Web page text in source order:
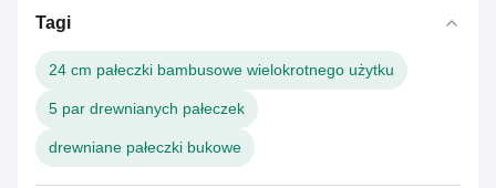
Tagi
24 cm pałeczki bambusowe wielokrotnego użytku
5 par drewnianych pałeczek
drewniane pałeczki bukowe